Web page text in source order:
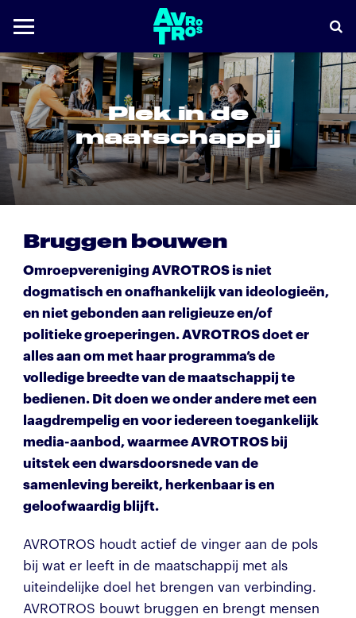
Plek in de
maatschappij
Bruggen bouwen
Omroepvereniging AVROTROS is niet
dogmatisch en onafhankelijk van ideologieën,
en niet gebonden aan religieuze en/of
politieke groeperingen. AVROTROS doet er
alles aan om met haar programma’s de
volledige breedte van de maatschappij te
bedienen. Dit doen we onder andere met een
laagdrempelig en voor iedereen toegankelijk
media-aanbod, waarmee AVROTROS bij
uitstek een dwarsdoorsnede van de
samenleving bereikt, herkenbaar is en
geloofwaardig blijft.
AVROTROS houdt actief de vinger aan de pols
bij wat er leeft in de maatschappij met als
uiteindelijke doel het brengen van verbinding.
AVROTROS bouwt bruggen en brengt mensen